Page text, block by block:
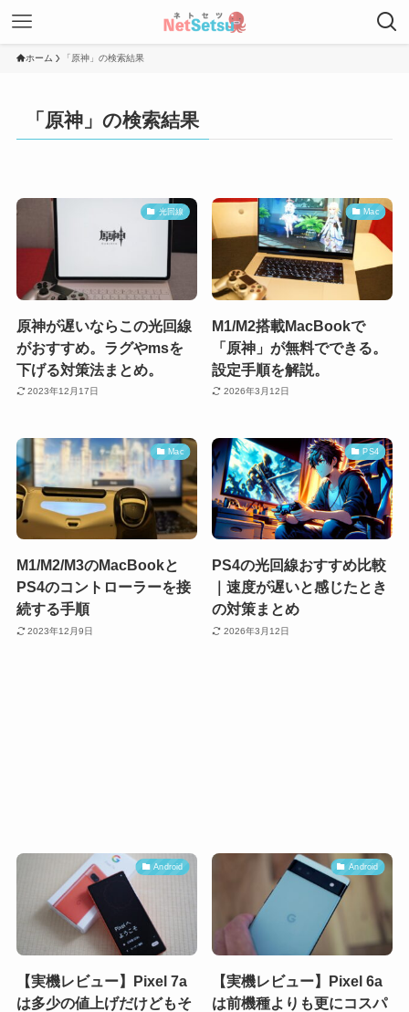
ホーム 「原神」の検索結果
「原神」の検索結果
光回線
原神が遅いならこの光回線
がおすすめ。ラグやmsを
下げる対策法まとめ。
2023年12月17日
Mac
M1/M2搭載MacBookで
「原神」が無料でできる。
設定手順を解説。
2026年3月12日
Mac
M1/M2/M3のMacBookと
PS4のコントローラーを接
続する手順
2023年12月9日
PS4
PS4の光回線おすすめ比較
｜速度が遅いと感じたとき
の対策まとめ
2026年3月12日
Android
【実機レビュー】Pixel 7a
は多少の値上げだけどもそ
Android
【実機レビュー】Pixel 6a
は前機種よりも更にコスパ